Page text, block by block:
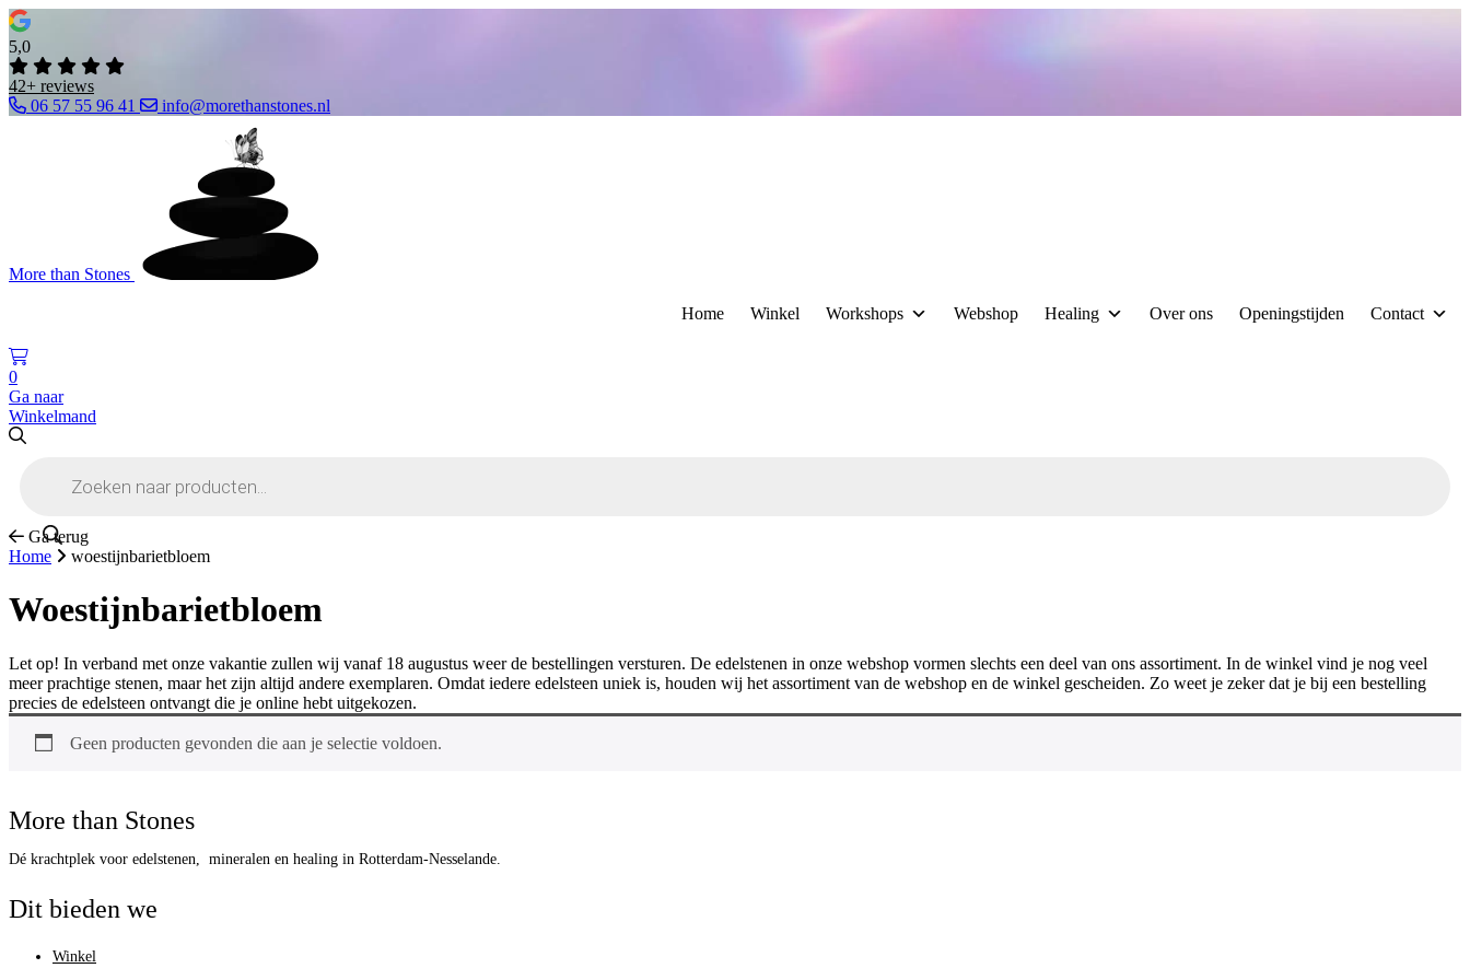
5,0
42+ reviews
06 57 55 96 41
info@morethanstones.nl
More than Stones
Home Winkel Workshops Webshop Healing Over ons Openingstijden Contact
0
Ga naar
Winkelmand
Ga terug
Home
woestijnbarietbloem
Woestijnbarietbloem
Let op! In verband met onze vakantie zullen wij vanaf 18 augustus weer de bestellingen versturen. De edelstenen in onze webshop vormen slechts een deel van ons assortiment. In de winkel vind je nog veel
meer prachtige stenen, maar het zijn altijd andere exemplaren. Omdat iedere edelsteen uniek is, houden wij het assortiment van de webshop en de winkel gescheiden. Zo weet je zeker dat je bij een bestelling
precies de edelsteen ontvangt die je online hebt uitgekozen.
Geen producten gevonden die aan je selectie voldoen.
More than Stones
Dé krachtplek voor edelstenen, mineralen en healing in Rotterdam-Nesselande.
Dit bieden we
Winkel